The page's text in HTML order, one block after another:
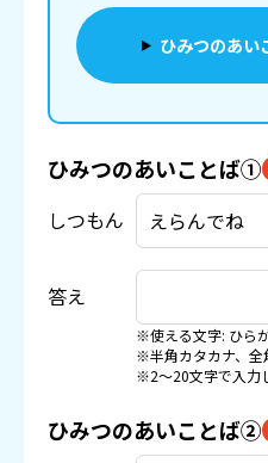
ひみつのあい
ひみつのあいことば①
しつもん
答え
※使える文字: ひら
※半角カタカナ、全
※2〜20文字で入力
ひみつのあいことば②